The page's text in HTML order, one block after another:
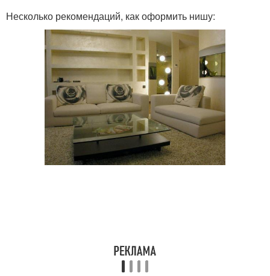
Несколько рекомендаций, как оформить нишу: